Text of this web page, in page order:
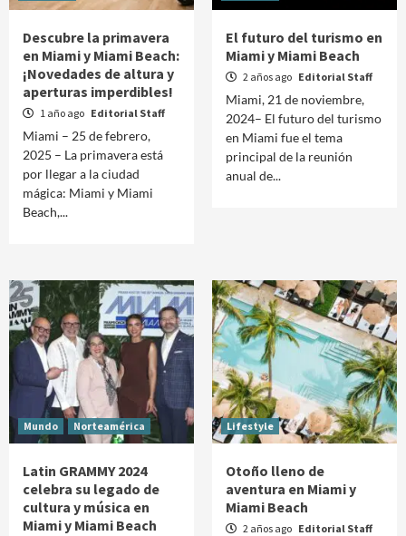
Descubre la primavera
en Miami y Miami Beach:
¡Novedades de altura y
aperturas imperdibles!
1 año ago Editorial Staff
Miami – 25 de febrero,
2025 – La primavera está
por llegar a la ciudad
mágica: Miami y Miami
Beach,...
El futuro del turismo en
Miami y Miami Beach
2 años ago Editorial Staff
Miami, 21 de noviembre,
2024– El futuro del turismo
en Miami fue el tema
principal de la reunión
anual de...
Mundo Norteamérica
Latin GRAMMY 2024
celebra su legado de
cultura y música en
Miami y Miami Beach
Lifestyle
Otoño lleno de
aventura en Miami y
Miami Beach
2 años ago Editorial Staff